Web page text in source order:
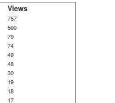
Views
757
500
79
74
49
48
30
19
18
17